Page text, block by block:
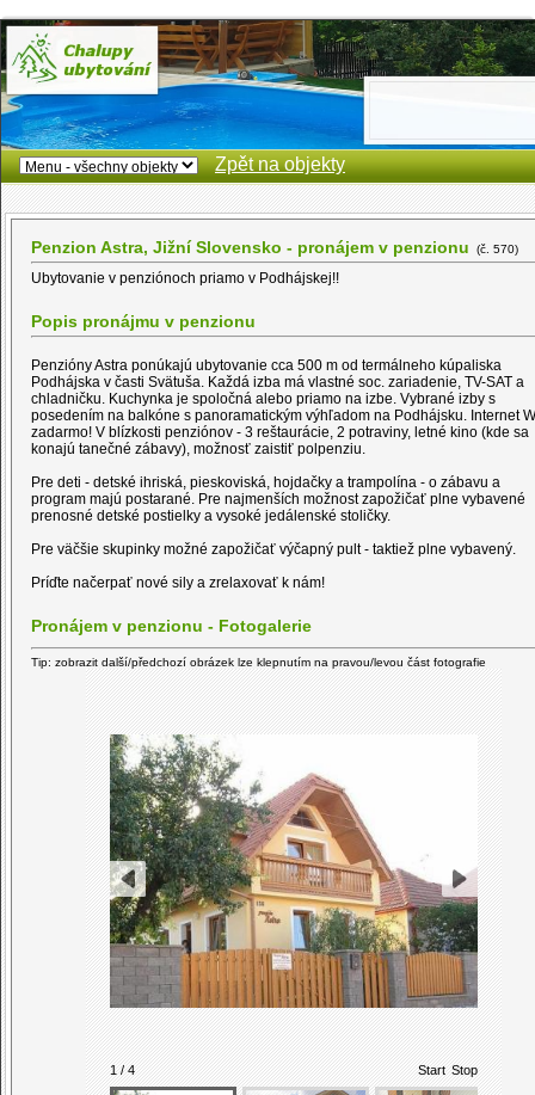
Zpět na objekty
Penzion Astra, Jižní Slovensko - pronájem v penzionu (č. 570)
Ubytovanie v penziónoch priamo v Podhájskej!!
Popis pronájmu v penzionu
Penzióny Astra ponúkajú ubytovanie cca 500 m od termálneho kúpaliska
Podhájska v časti Svätuša. Každá izba má vlastné soc. zariadenie, TV-SAT a
chladničku. Kuchynka je spoločná alebo priamo na izbe. Vybrané izby s
posedením na balkóne s panoramatickým výhľadom na Podhájsku. Internet
zadarmo! V blízkosti penziónov - 3 reštaurácie, 2 potraviny, letné kino (kde sa
konajú tanečné zábavy), možnosť zaistiť polpenziu.
Pre deti - detské ihriská, pieskoviská, hojdačky a trampolína - o zábavu a
program majú postarané. Pre najmenších možnost zapožičať plne vybavené
prenosné detské postielky a vysoké jedálenské stoličky.
Pre väčšie skupinky možné zapožičať výčapný pult - taktiež plne vybavený.
Príďte načerpať nové sily a zrelaxovať k nám!
Pronájem v penzionu - Fotogalerie
Tip: zobrazit další/předchozí obrázek lze klepnutím na pravou/levou část fotografie
1 / 4 Start Stop